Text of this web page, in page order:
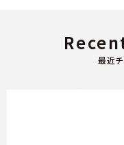
最近